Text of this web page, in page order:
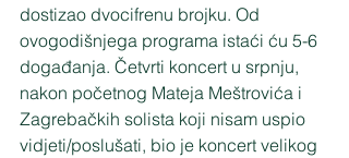
dostizao dvocifrenu brojku. Od
ovogodišnjega programa istaći ću 5-6
događanja. Četvrti koncert u srpnju,
nakon početnog Mateja Meštrovića i
Zagrebačkih solista koji nisam uspio
vidjeti/poslušati, bio je koncert velikog